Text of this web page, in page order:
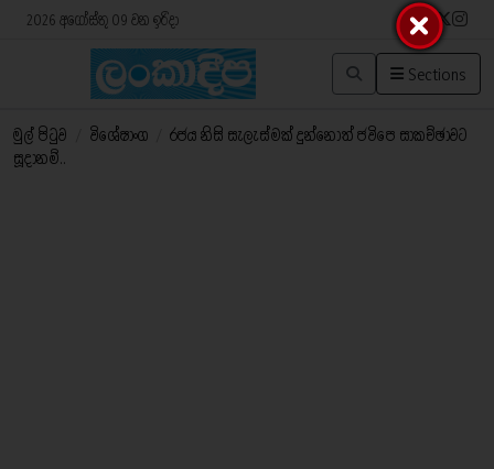
2026 අගෝස්තු 09 වන ඉරිදා
Sections
මුල් පිටුව විශේෂාංග
රජය නිසි සැලැස්මක් දුන්නොත් ජවිපෙ සාකච්ඡාවට
සූදානම්..